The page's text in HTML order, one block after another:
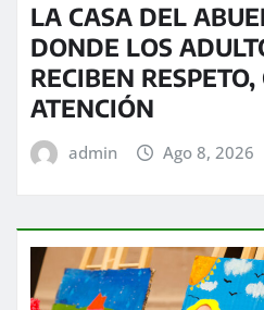
LA CASA DEL
DONDE LOS
RECIBEN
ATENCIÓN
admin Ago 8, 2026